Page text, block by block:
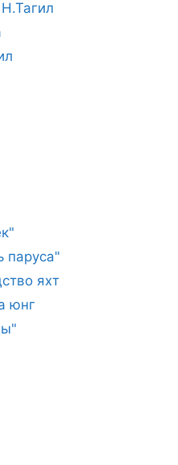
паруса"
яхт
юнг